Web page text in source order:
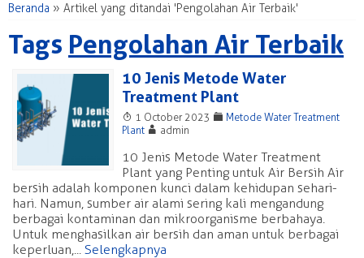
Beranda » Artikel yang ditandai 'Pengolahan Air Terbaik'
Tags Pengolahan Air Terbaik
10 Jenis Metode Water
Treatment Plant
T 1 October 2023 F Metode Water Treatment
Plant A admin
10 Jenis Metode Water Treatment
Plant yang Penting untuk Air Bersih Air
bersih adalah komponen kunci dalam kehidupan sehari-
hari. Namun, sumber air alami sering kali mengandung
berbagai kontaminan dan mikroorganisme berbahaya.
Untuk menghasilkan air bersih dan aman untuk berbagai
keperluan,... Selengkapnya